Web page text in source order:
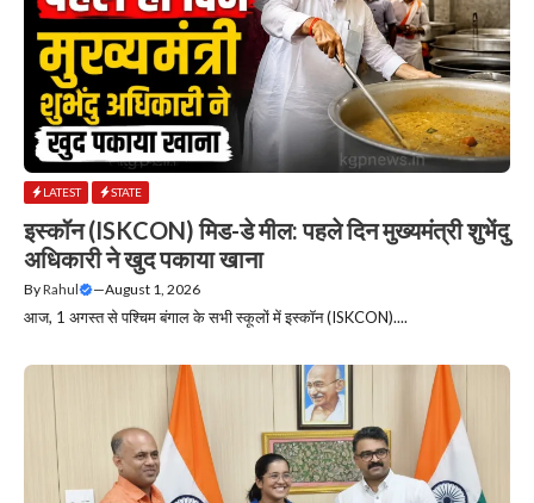
LATEST STATE
इस्कॉन (ISKCON) मिड-डे मील: पहले दिन मुख्यमंत्री शुभेंदु
अधिकारी ने खुद पकाया खाना
ByRahul —August 1, 2026
आज, 1 अगस्त से पश्चिम बंगाल के सभी स्कूलों में इस्कॉन (ISKCON)....